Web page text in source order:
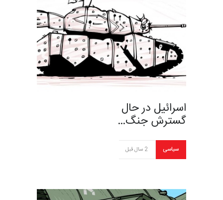
اسرائیل در حال
گسترش جنگ…
سیاسی 2 سال قبل